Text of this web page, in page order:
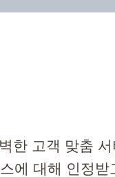
한 고객 맞춤
에 대해 인정